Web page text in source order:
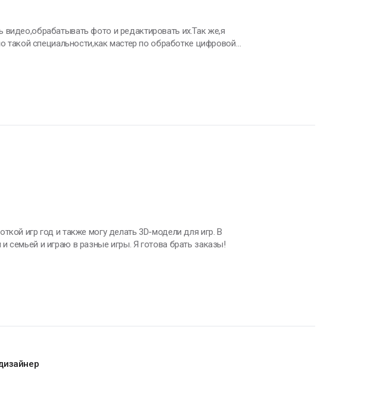
фото и редактировать их.Так же,я
специальности,как мастер по обработке цифровой
игр год и также могу делать 3D-модели для игр. В
и играю в разные игры. Я готова брать заказы!